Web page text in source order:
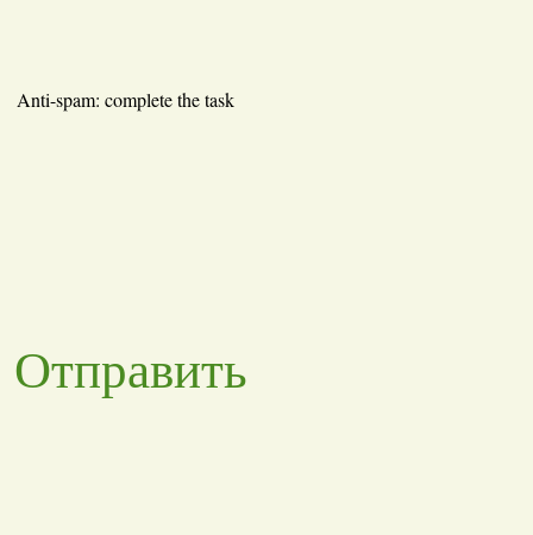
Anti-spam: complete the task
Отправить